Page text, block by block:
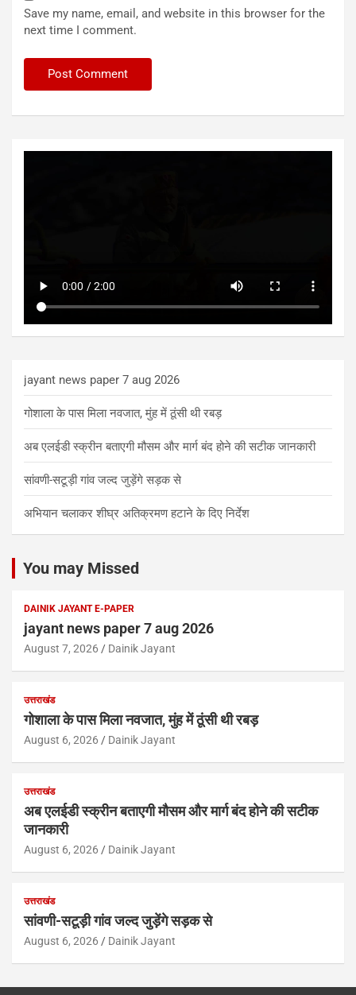
Save my name, email, and website in this browser for the
next time I comment.
jayant news paper 7 aug 2026
गोशाला के पास मिला नवजात, मुंह में ठूंसी थी रबड़
अब एलईडी स्क्रीन बताएगी मौसम और मार्ग बंद होने की सटीक जानकारी
सांवणी-सटूड़ी गांव जल्द जुड़ेंगे सड़क से
अभियान चलाकर शीघ्र अतिक्रमण हटाने के दिए निर्देश
You may Missed
DAINIK JAYANT E-PAPER
jayant news paper 7 aug 2026
August 7, 2026 Dainik Jayant
उत्तराखंड
गोशाला के पास मिला नवजात, मुंह में ठूंसी थी रबड़
August 6, 2026 Dainik Jayant
उत्तराखंड
अब एलईडी स्क्रीन बताएगी मौसम और मार्ग बंद होने की सटीक
जानकारी
August 6, 2026 Dainik Jayant
उत्तराखंड
सांवणी-सटूड़ी गांव जल्द जुड़ेंगे सड़क से
August 6, 2026 Dainik Jayant